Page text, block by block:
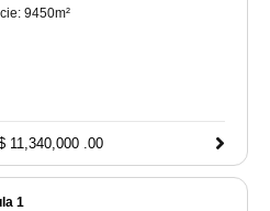
9450m²
11,340,000 .00
1